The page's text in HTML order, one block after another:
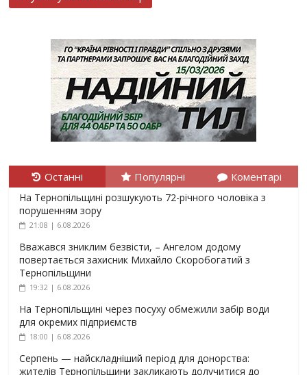
Останні Популярні Коментарі
На Тернопільщині розшукують 72-річного чоловіка з
порушенням зору
21:08 | 6.08.2026
Вважався зниклим безвісти, – Ангелом додому
повертається захисник Михайло Скоробогатий з
Тернопільщини
19:32 | 6.08.2026
На Тернопільщині через посуху обмежили забір води
для окремих підприємств
18:00 | 6.08.2026
Серпень — найскладніший період для донорства:
жителів Тернопільщини закликають долучитися до